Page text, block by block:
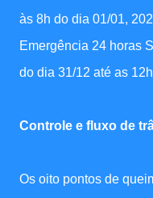
às 8h do dia 01/01,
Emergência 24 horas
do dia 31/12 até as
Controle e fluxo de
Os oito pontos de